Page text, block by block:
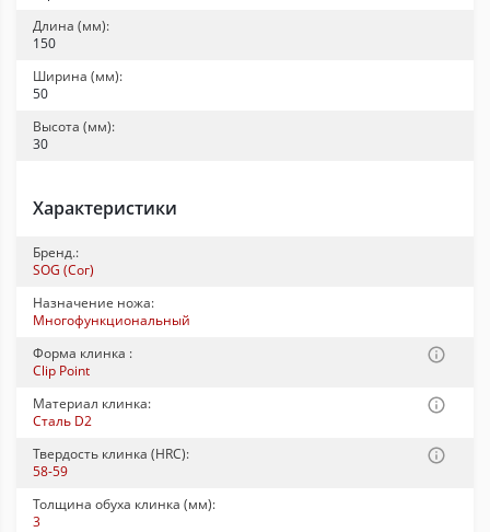
Длина (мм):
150
Ширина (мм):
50
Высота (мм):
30
Характеристики
Бренд.:
SOG (Сог)
Назначение ножа:
Многофункциональный
Форма клинка :
Clip Point
Материал клинка:
Сталь D2
Твердость клинка (HRC):
58-59
Толщина обуха клинка (мм):
3